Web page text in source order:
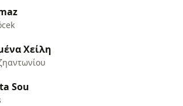
Χείλη
Sou